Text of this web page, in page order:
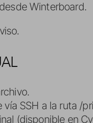
Winterboard.
vía SSH a la ruta /
(disponible en